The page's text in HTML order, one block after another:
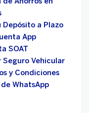
Depósito a Plazo
App
SOAT
Seguro Vehicular
y Condiciones
WhatsApp